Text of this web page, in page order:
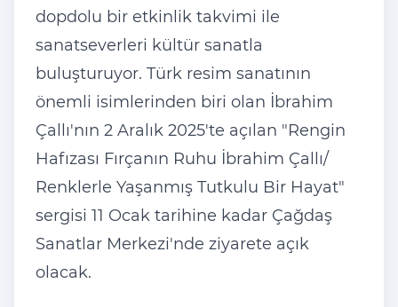
dopdolu bir etkinlik takvimi ile
sanatseverleri kültür sanatla
buluşturuyor. Türk resim sanatının
önemli isimlerinden biri olan İbrahim
Çall ı'nın 2 Aralık 2025'te açılan "Rengin
Hafızası Fırçanın Ruhu İbrahim Çall ı/
Renklerle Yaşanmış Tutkulu Bir Hayat"
sergisi 11 Ocak tarihine kadar Çağdaş
Sanatlar Merkezi'nde ziyarete açık
olacak.